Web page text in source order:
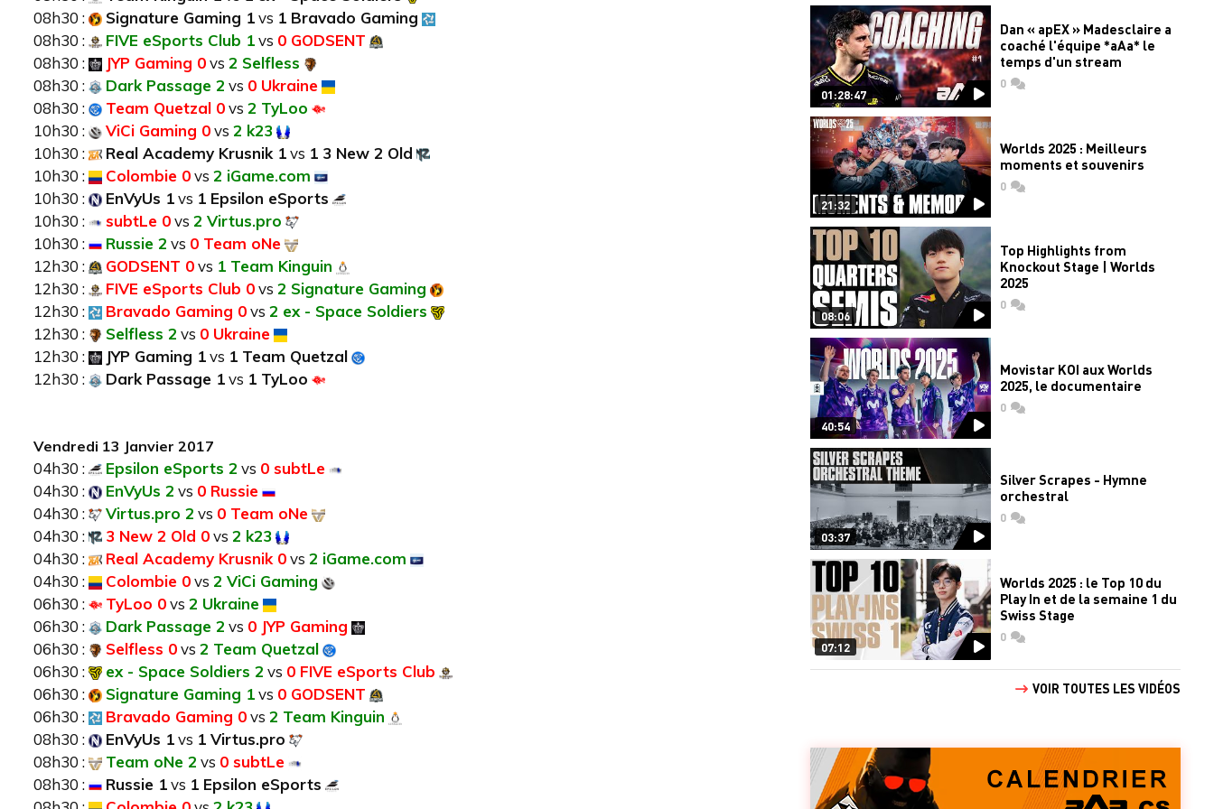
08h30 :
Signature Gaming 1vs 1 Bravado Gaming
08h30 :
FIVE eSports Club 1vs 0 GODSENT
08h30 :
JYP Gaming 0vs 2 Selfless
08h30 :
Dark Passage 2 vs 0 Ukraine
08h30 :
Team Quetzal 0vs 2 TyLoo
10h30 :
ViCi Gaming 0vs 2 k23
10h30 :
Real Academy Krusnik 1vs 1 3 New 2 Old
10h30 :
Colombie 0vs 2 iGame.com
10h30 :
EnVyUs 1vs 1 Epsilon eSports
10h30 :
subtLe 0vs 2 Virtus.pro
10h30 :
Russie 2 vs 0 Team oNe
12h30 :
GODSENT 0vs 1 Team Kinguin
12h30 :
FIVE eSports Club 0vs 2 Signature Gaming
12h30 :
Bravado Gaming 0vs 2 ex - Space Soldiers
12h30 :
Selfless 2 vs 0 Ukraine
12h30 :
JYP Gaming 1vs 1 Team Quetzal
12h30 :
Dark Passage 1vs 1 TyLoo
Vendredi 13 Janvier 2017
04h30 : Epsilon eSports 2 vs 0 subtLe
04h30 :
EnVyUs 2 vs 0 Russie
04h30 :
Virtus.pro 2 vs 0 Team oNe
04h30 :
3 New 2 Old 0vs 2 k23
04h30 :
Real Academy Krusnik 0vs 2 iGame.com
04h30 :
Colombie 0vs 2 ViCi Gaming
06h30 :
TyLoo 0vs 2 Ukraine
06h30 :
Dark Passage 2 vs 0 JYP Gaming
06h30 :
Selfless 0vs 2 Team Quetzal
06h30 :
ex - Space Soldiers 2 vs 0 FIVE eSports Club
06h30 :
Signature Gaming 1vs 0 GODSENT
06h30 :
Bravado Gaming 0vs 2 Team Kinguin
08h30 :
EnVyUs 1vs 1 Virtus.pro
08h30 :
Team oNe 2 vs 0 subtLe
08h30 :
Russie 1vs 1 Epsilon eSports
01:28:47
Dan « apEX » Madesclaire a
coaché l'équipe *aAa* le
temps d'un stream
0commentaires
21:32
Worlds 2025 : Meilleurs
moments et souvenirs
0commentaires
08:06
Top Highlights from
Knockout Stage | Worlds
2025
0commentaires
40:54
Movistar KOI aux Worlds
2025, le documentaire
0commentaires
03:37
Silver Scrapes - Hymne
orchestral
0commentaires
07:12
Worlds 2025 : le Top 10 du
Play In et de la semaine 1 du
Swiss Stage
0commentaires
VOIR TOUTES LES VIDÉOS